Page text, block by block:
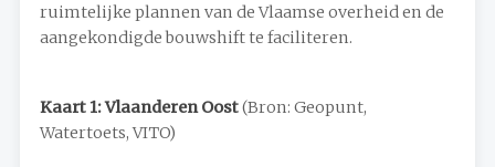
ruimtelijke plannen van de Vlaamse overheid en de
aangekondigde bouwshift te faciliteren.
Kaart 1: Vlaanderen Oost(Bron: Geopunt,
Watertoets, VITO)